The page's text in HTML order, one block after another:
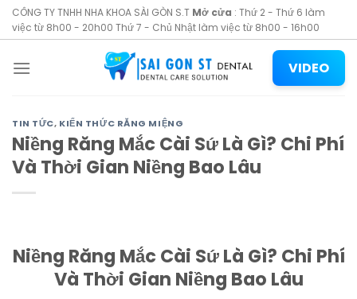
Skip
to
CÔNG TY TNHH NHA KHOA SÀI GÒN S.T Mở cửa : Thứ 2 - Thứ 6 làm
việc từ 8h00 - 20h00 Thứ 7 - Chủ Nhật làm việc từ 8h00 - 16h00
VIDEO
TIN TỨC, KIẾN THỨC RĂNG MIỆNG
Niềng Răng Mắc Cài Sứ Là Gì? Chi Phí
Và Thời Gian Niềng Bao Lâu
Niềng Răng Mắc Cài Sứ Là Gì? Chi Phí
Và Thời Gian Niềng Bao Lâu